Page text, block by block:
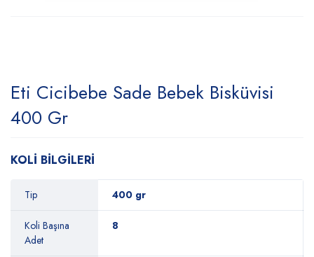
Eti Cicibebe Sade Bebek Bisküvisi
400 Gr
KOLİ BİLGİLERİ
Tip 400 gr
Koli Başına
Adet
8